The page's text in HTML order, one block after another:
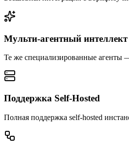
Мульти-агентный интеллект
Те же специализированные агенты
Поддержка Self-Hosted
Полная поддержка self-hosted